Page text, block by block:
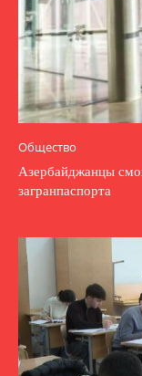
Общество
Азербайджанцы
загранпаспорта